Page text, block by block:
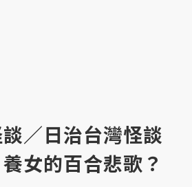
／日治台灣怪談
養女的百合悲歌？